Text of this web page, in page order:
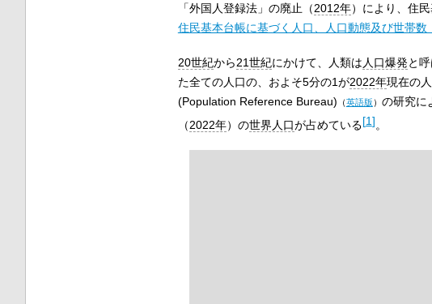
「外国人登録法」の廃止（2012年）により、住
住民基本台帳に基づく人口、人口動態及び世帯
20世紀から21世紀にかけて、人類は 人口爆発と
た全ての人口の、およそ5分の1が2022年現在の
(Population Reference Bureau) （英語版） の研究に
（2022年）の世界人口が占めている[1]。